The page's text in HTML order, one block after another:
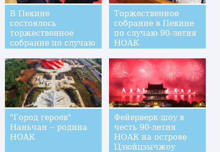
В Пекине
состоялось
торжественное
собрание по случаю
Торжественное
собрание в Пекине
по случаю 90-летия
НОАК
"Город героев"
Наньчан -- родина
НОАК
Фейерверк-шоу в
честь 90-летия
НОАК на острове
Цзюйцзычжоу